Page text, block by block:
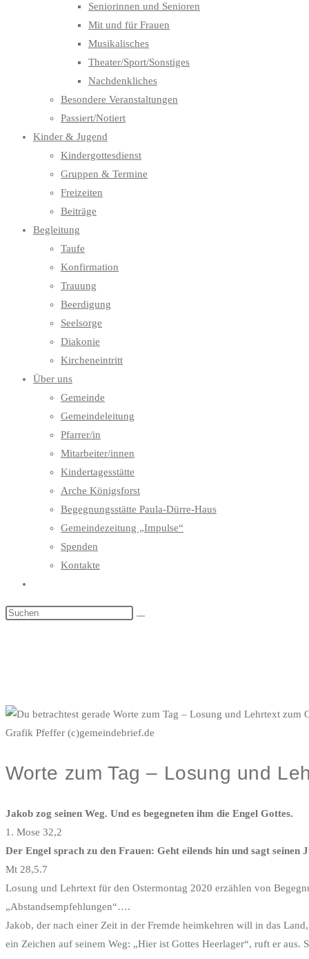
Seniorinnen und Senioren
Mit und für Frauen
Musikalisches
Theater/Sport/Sonstiges
Nachdenkliches
Besondere Veranstaltungen
Passiert/Notiert
Kinder & Jugend
Kindergottesdienst
Gruppen & Termine
Freizeiten
Beiträge
Begleitung
Taufe
Konfirmation
Trauung
Beerdigung
Seelsorge
Diakonie
Kircheneintritt
Über uns
Gemeinde
Gemeindeleitung
Pfarrer/in
Mitarbeiter/innen
Kindertagesstätte
Arche Königsforst
Begegnungsstätte Paula-Dürre-Haus
Gemeindezeitung „Impulse“
Spenden
Kontakte
umschalten
Grafik Pfeffer (c)gemeindebrief.de
Worte zum Tag – Losung und
Jakob zog seinen Weg. Und es begegneten ihm die Engel Gottes.
1. Mose 32,2
Der Engel sprach zu den Frauen: Geht eilends hin und sagt
Mt 28,5.7
Losung und Lehrtext für den Ostermontag 2020 erzählen von
„Abstandsempfehlungen“….
Jakob, der nach einer Zeit in der Fremde heimkehren will in das
ein Zeichen auf seinem Weg: „Hier ist Gottes Heerlager“, ruft er